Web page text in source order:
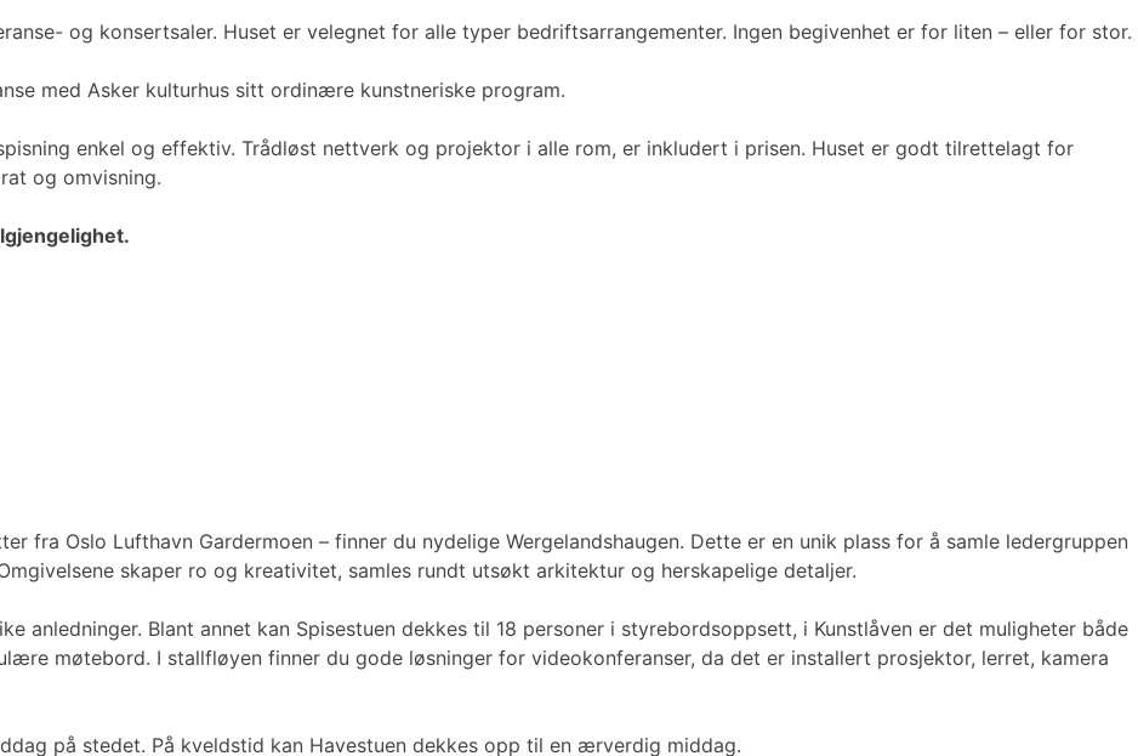
og konsertsaler. Huset er velegnet for alle typer bedriftsarrangementer. Ingen begivenhet er for liten – eller for stor.
med Asker kulturhus sitt ordinære kunstneriske program.
enkel og effektiv. Trådløst nettverk og projektor i alle rom, er inkludert i prisen. Huset er godt tilrettelagt for
og omvisning.
fra Oslo Lufthavn Gardermoen – finner du nydelige Wergelandshaugen. Dette er en unik plass for å samle ledergruppen
skaper ro og kreativitet, samles rundt utsøkt arkitektur og herskapelige detaljer.
anledninger. Blant annet kan Spisestuen dekkes til 18 personer i styrebordsoppsett, i Kunstlåven er det muligheter både
møtebord. I stallfløyen finner du gode løsninger for videokonferanser, da det er installert prosjektor, lerret, kamera
på stedet. På kveldstid kan Havestuen dekkes opp til en ærverdig middag.